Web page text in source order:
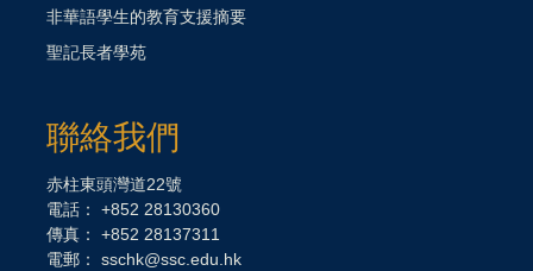
非華語學生的教育支援摘要
聖記長者學苑
聯絡我們
赤柱東頭灣道22號
電話： +852 28130360
傳真： +852 28137311
電郵： sschk@ssc.edu.hk